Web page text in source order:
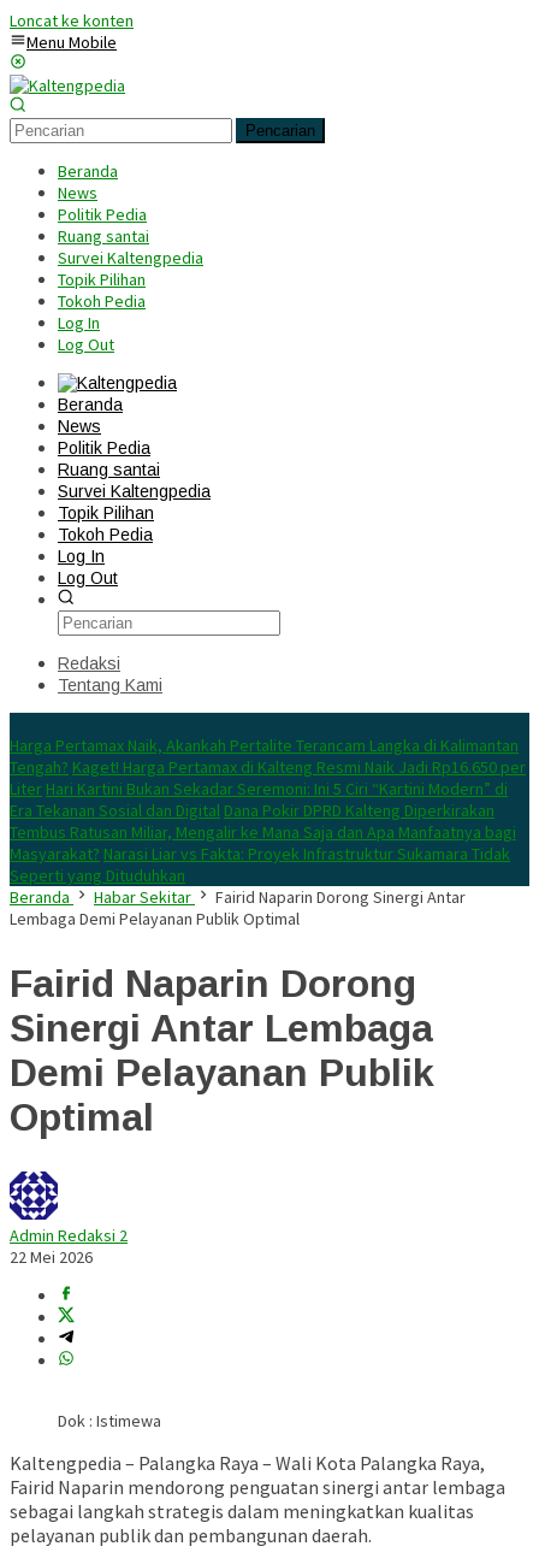
Loncat ke konten
Menu Mobile
Pencarian
Beranda
News
Politik Pedia
Ruang santai
Survei Kaltengpedia
Topik Pilihan
Tokoh Pedia
Log In
Log Out
Beranda
News
Politik Pedia
Ruang santai
Survei Kaltengpedia
Topik Pilihan
Tokoh Pedia
Log In
Log Out
Redaksi
Tentang Kami
Harga Pertamax Naik, Akankah Pertalite Terancam Langka di Kalimantan
Tengah? Kaget! Harga Pertamax di Kalteng Resmi Naik Jadi Rp16.650 per
Liter Hari Kartini Bukan Sekadar Seremoni: Ini 5 Ciri “Kartini Modern” di
Era Tekanan Sosial dan Digital Dana Pokir DPRD Kalteng Diperkirakan
Tembus Ratusan Miliar, Mengalir ke Mana Saja dan Apa Manfaatnya bagi
Masyarakat? Narasi Liar vs Fakta: Proyek Infrastruktur Sukamara Tidak
Seperti yang Dituduhkan
Beranda
Habar Sekitar
Fairid Naparin Dorong Sinergi Antar
Lembaga Demi Pelayanan Publik Optimal
Fairid Naparin Dorong
Sinergi Antar Lembaga
Demi Pelayanan Publik
Optimal
Admin Redaksi 2
22 Mei 2026
Dok : Istimewa
Kaltengpedia – Palangka Raya – Wali Kota Palangka Raya,
Fairid Naparin mendorong penguatan sinergi antar lembaga
sebagai langkah strategis dalam meningkatkan kualitas
pelayanan publik dan pembangunan daerah.